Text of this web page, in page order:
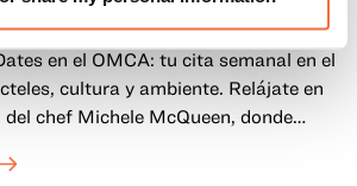
en el OMCA: tu cita semanal en el
cultura y ambiente. Relájate en
del chef Michele McQueen, donde
galerías, que cobran vida por la noche